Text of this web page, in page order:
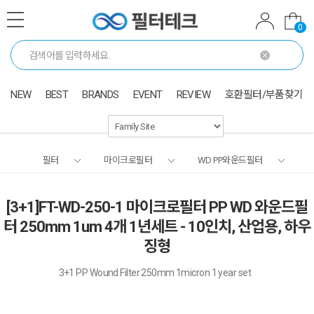
0
NEW BEST BRANDS EVENT REVIEW 호환필터/부품찾기
필터 마이크로필터 WD PP와운드필터
[3+1]FT-WD-250-1 마이크로필터 PP WD 와운드필
터 250mm 1um 4개 1년세트 - 10인치, 산업용, 하우
징형
3+1 PP Wound Filter 250mm 1micron 1 year set